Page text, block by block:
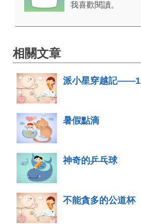
我喜歡閱讀。
相關文章
派小星穿越記——1
暑假點滴
神奇的乒乓球
不能貪多的公道杯